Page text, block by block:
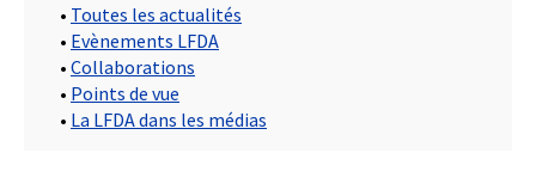
• Toutes les actualités
• Evènements LFDA
• Collaborations
• Points de vue
• La LFDA dans les médias